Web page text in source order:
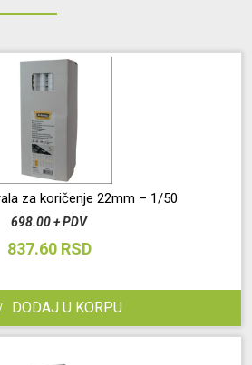
za koričenje 22mm – 1/50
698.00 + PDV
837.60 RSD
DODAJ U KORPU